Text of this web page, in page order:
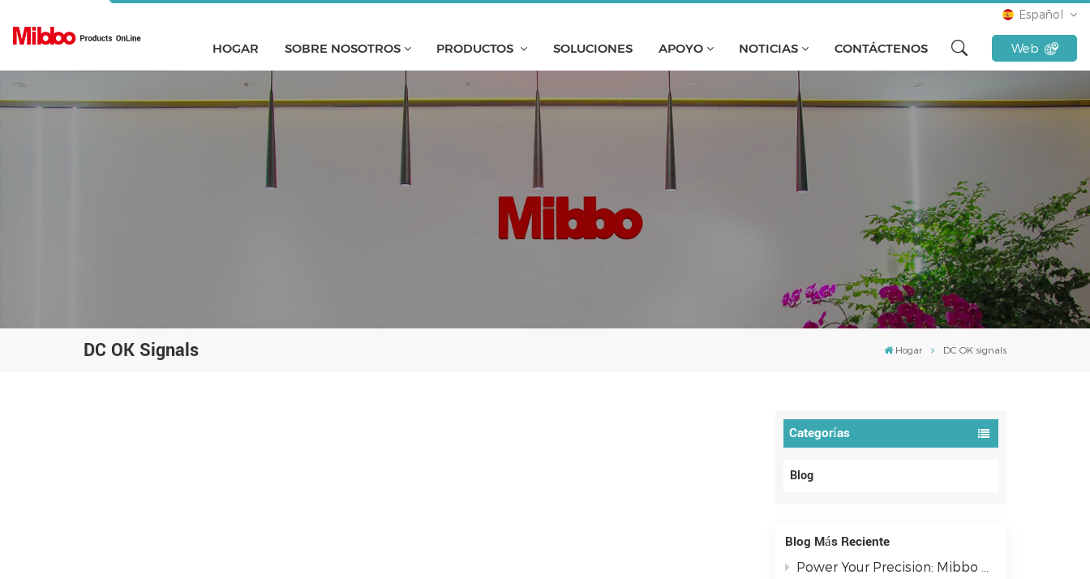
Español
español
Türkçe
Tiếng Việt
Indonesia
HOGAR SOBRE NOSOTROS PRODUCTOS SOLUCIONES APOYO NOTICIAS CONTÁCTENOS Web
DC OK Signals Hogar DC OK signals
Categorías
Blog
Blog Más Reciente
Power Your Precision: Mibbo MPC Series AC/DC PFC Switching Power Supplies